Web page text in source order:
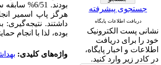
جستجوی پیشرفته
دریافت اطلاعات پایگاه
نشانی پست الکترونیک
خود را برای دریافت
اطلاعات و اخبار پایگاه،
در کادر زیر وارد کنید.
داشتند.
بوده، لذا با انجام
واژه‌های کلیدی: